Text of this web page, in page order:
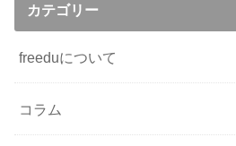
カテゴリー
freeduについて
コラム